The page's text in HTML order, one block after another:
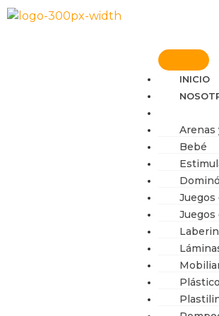
Ir
INICIO
Arenas
Bebé
Juegos
Juegos
Plástico